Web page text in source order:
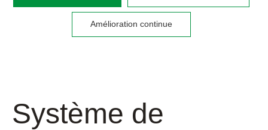
Amélioration continue
Système de